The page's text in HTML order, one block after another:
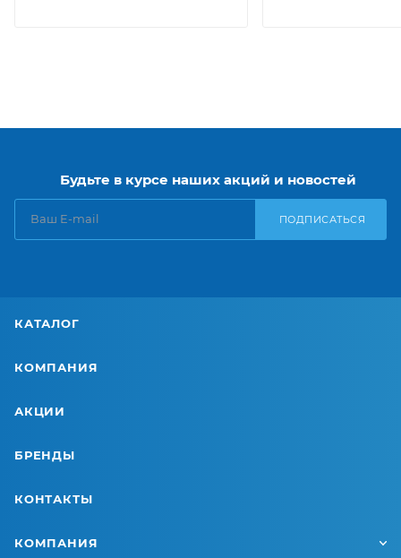
Будьте в курсе наших акций и новостей
ПОДПИСАТЬСЯ
КАТАЛОГ
КОМПАНИЯ
АКЦИИ
БРЕНДЫ
КОНТАКТЫ
КОМПАНИЯ